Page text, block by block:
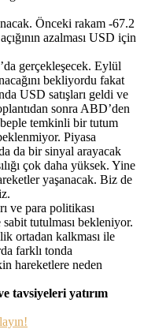
Önceki rakam -67.2
azalması USD için
gerçekleşecek. Eylül
bekliyordu fakat
USD satışları geldi ve
sonra ABD’den
temkinli bir tutum
Piyasa
da bir sinyal arayacak
çok daha yüksek. Yine
yaşanacak. Biz de
ve para politikası
tutulması bekleniyor.
ortadan kalkması ile
farklı tonda
hareketlere neden
tavsiyeleri yatırım